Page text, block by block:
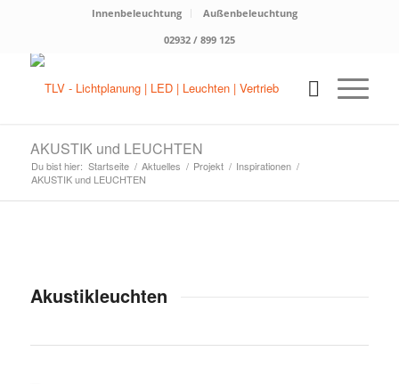
Innenbeleuchtung
Außenbeleuchtung
02932 / 899 125
AKUSTIK und LEUCHTEN
Du bist hier: Startseite / Aktuelles / Projekt / Inspirationen /
AKUSTIK und LEUCHTEN
Akustikleuchten